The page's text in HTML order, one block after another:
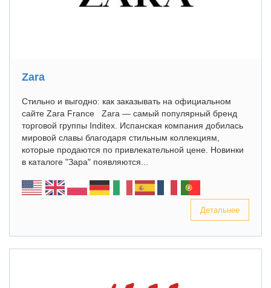
Zara
Стильно и выгодно: как заказывать на официальном
сайте Zara France Zara — самый популярный бренд
торговой группы Inditex. Испанская компания добилась
мировой славы благодаря стильным коллекциям,
которые продаются по привлекательной цене. Новинки
в каталоге "Зара" появляются...
Детальнее